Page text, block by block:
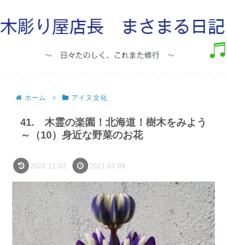
ホーム アイヌ文化
41. 木霊の楽園！北海道！樹木をみよう
～（10）身近な野菜のお花
2022.12.02 2021.07.09